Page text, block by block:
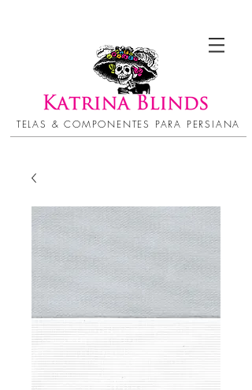
TELAS & COMPONENTES PARA PERSIANA